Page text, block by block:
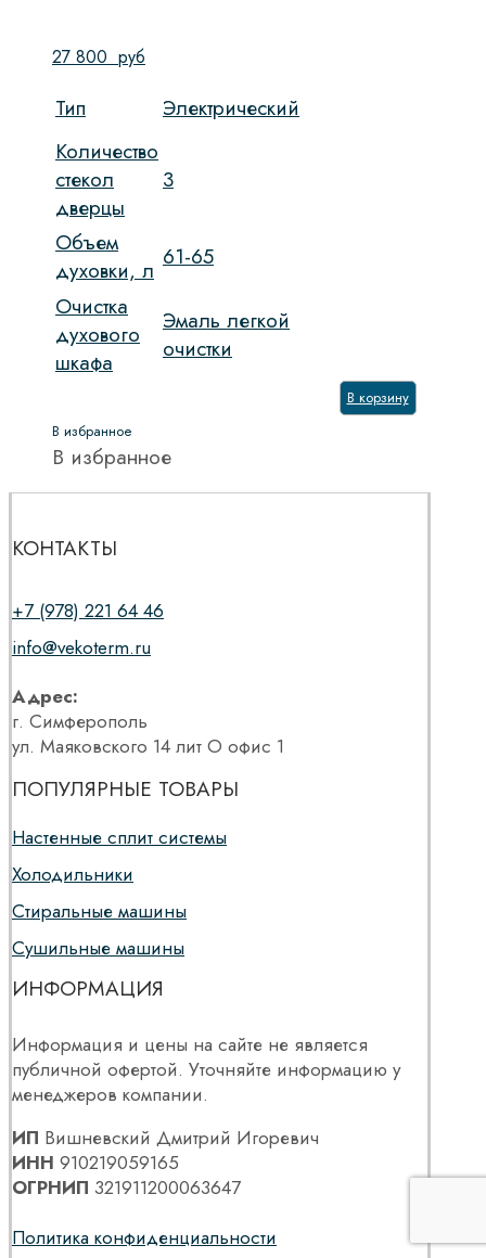
27 800 руб
Тип
Электрический
Количество
стекол
дверцы
3
Объем
духовки, л 61-65
Очистка
духового
шкафа
Эмаль легкой
очистки
В корзину
В избранное
В избранное
КОНТАКТЫ
+7 (978) 221 64 46
info@vekoterm.ru
Адрес:
г. Симферополь
ул. Маяковского 14 лит О офис 1
ПОПУЛЯРНЫЕ ТОВАРЫ
Настенные сплит системы
Холодильники
Стиральные машины
Сушильные машины
ИНФОРМАЦИЯ
Информация и цены на сайте не является
публичной офертой. Уточняйте информацию у
менеджеров компании.
ИП Вишневский Дмитрий Игоревич
ИНН 910219059165
ОГРНИП 321911200063647
Политика конфиденциальности